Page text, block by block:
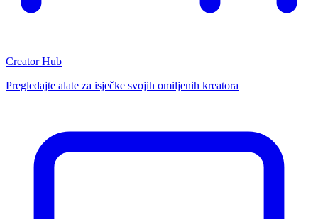
Creator Hub
Pregledajte alate za isječke svojih omiljenih kreatora